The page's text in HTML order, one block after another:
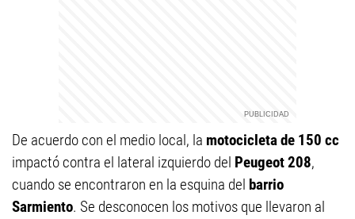
De acuerdo con el medio local, la motocicleta de 150 cc
impactó contra el lateral izquierdo del Peugeot 208,
cuando se encontraron en la esquina del barrio
Sarmiento. Se desconocen los motivos que llevaron al